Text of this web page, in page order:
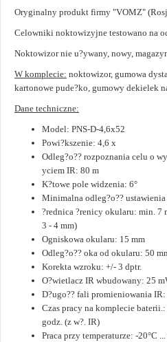
Oryginalny produkt firmy "VOMZ"
Celowniki noktowizyjne testowano na
Noktowizor nie u?ywany, nowy,
W komplecie: noktowizor, gumowa
kartonowe pude?ko, gumowy dekielek
Dane techniczne:
Model: PNS-D-4,6x52
Powi?kszenie: 4,6 x
Odleg?o?? rozpoznania celu o
yciem IR: 80 m
K?towe pole widzenia: 6°
Minimalna odleg?o??
?rednica ?renicy okularu: min. 7
3 - 4 mm)
Ogniskowa okularu: 15 mm
Odleg?o?? oka od okularu: 50
Korekta wzroku: +/- 3 dptr.
O?wietlacz IR wbudowany: 25
D?ugo?? fali promieniowania
Czas pracy na komplecie
godz. (z w?. IR)
Praca przy temperaturze: -20°C ...